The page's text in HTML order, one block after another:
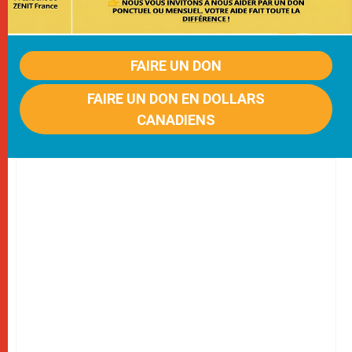
FAIRE UN DON
FAIRE UN DON EN DOLLARS
CANADIENS